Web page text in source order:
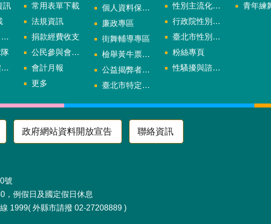
訊
常用表單下載
法規資訊
捐款經費收支
公民參與會議資訊
會計月報
更多
個人資料保護專區
廉政專區
街舞輔導專區
檢舉黃牛票專區
公益揭弊者保護法專區
臺北市特定族群體適能指導證照參考名單申請認可計畫
性別主流化年度成果報告
行政院性別平等會
臺北市性別平等辦公室
粉絲專頁
性騷擾與諮詢專區
青年練舞據
政府網站資料開放宣告 聯絡資訊
山區南京東路4段10號
，例假日及國定假日休息
1999( 外縣市請撥 02-27208889 )